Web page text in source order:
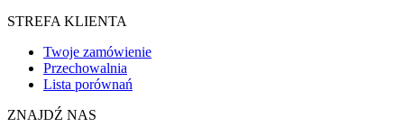
STREFA KLIENTA
Twoje zamówienie
Przechowalnia
Lista porównań
ZNAJDŹ NAS